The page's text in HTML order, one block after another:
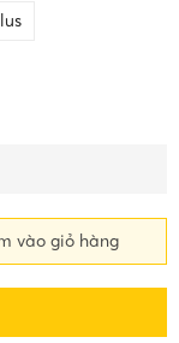
vào giỏ hàng